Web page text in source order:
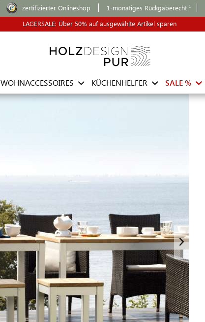
zertifizierter Onlineshop 1-monatiges Rückgaberecht
LAGERSALE: Über 50% auf ausgewählte Artikel sparen
WOHNACCESSOIRES KÜCHENHELFER SALE %